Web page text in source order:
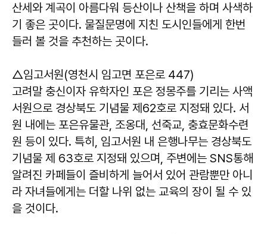
산세와 계곡이 아름다워 등산이나 산책을 하며 사색하
기 좋은 곳이다. 물질문명에 지친 도시인들에게 한번
들러 볼 것을 추천하는 곳이다.
△임고서원(영천시 임고면 포은로 447)
고려말 충신이자 유학자인 포은 정몽주를 기리는 사액
서원으로 경상북도 기념물 제62호로 지정돼 있다. 서
원 내에는 포은유물관, 조옹대, 선죽교, 충효문화수련
원 등이 있다. 특히, 임고서원 내 은행나무는 경상북도
기념물 제 63호로 지정돼 있으며, 주변에는 SNS통해
알려진 카페들이 즐비하게 늘어서 있어 관람뿐만 아니
라 자녀들에게는 더할 나위 없는 교육의 장이 될 수 있
을 것이다.